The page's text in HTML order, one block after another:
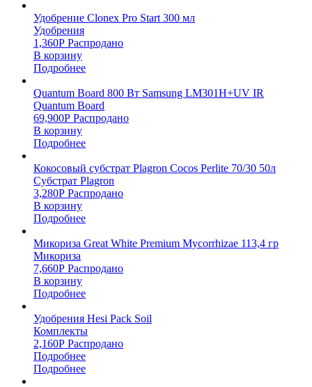
Удобрение Clonex Pro Start 300 мл
Удобрения
1,360Р Распродано
В корзину
Подробнее
Quantum Board 800 Вт Samsung LM301H+UV IR
Quantum Board
69,900Р Распродано
В корзину
Подробнее
Кокосовый субстрат Plagron Cocos Perlite 70/30 50л
Субстрат Plagron
3,280Р Распродано
В корзину
Подробнее
Микориза Great White Premium Mycorrhizae 113,4 гр
Микориза
7,660Р Распродано
В корзину
Подробнее
Удобрения Hesi Pack Soil
Комплекты
2,160Р Распродано
Подробнее
Подробнее